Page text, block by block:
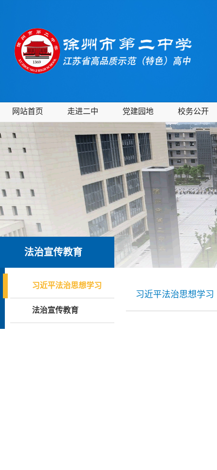
网站首页 走进二中 党建园地 校务公开
法治宣传教育
习近平法治思想学习
法治宣传教育
习近平法治思想学习